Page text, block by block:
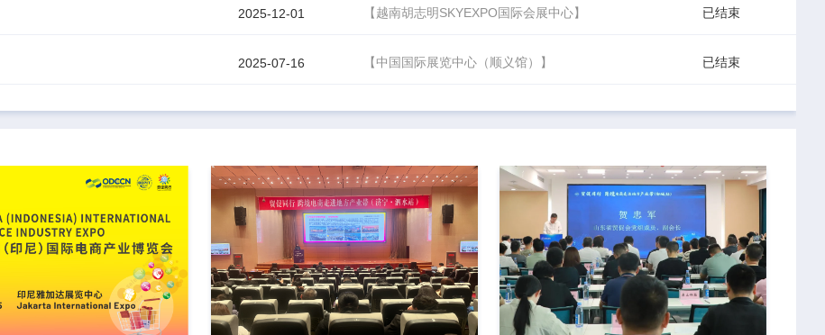
2025-12-01 【越南胡志明SKYEXPO国际会展中心】 已结束
2025-07-16 【中国国际展览中心（顺义馆）】 已结束